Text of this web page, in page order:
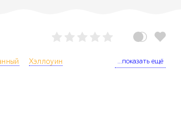
...показать ещё
Хэллоуин